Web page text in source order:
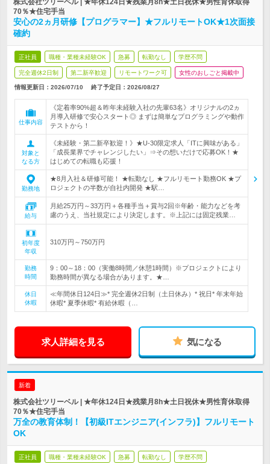
株式会社ツリーベル | ★年休124日★残業月8h★土日祝休★男性育休取得
70％★住宅手当
安心の2ヵ月研修【プログラマー】★フルリモートOK★1次面接
確約
正社員 職種・業種未経験OK 急募 転勤なし 学歴不問
完全週休2日制 第二新卒歓迎 リモートワーク可 女性のおしごと掲載中
情報更新日：2026/07/10 終了予定日： 2026/08/27
仕事内容
《定着率90%超＆昨年未経験入社の先輩63名》オリジナルの2ヵ
月導入研修で安心スタート◎ まずは簡単なプログラミングや動作
テストから！
対象と
なる方
《未経験・第二新卒歓迎！》★U-30限定求人「ITに興味がある」
「成長業界でチャレンジしたい」⇒その想いだけで応募OK！★
はじめての転職も応援！
勤務地
★8月入社＆研修可能！ ★転勤なし ★フルリモート勤務OK ★プ
ロジェクトの半数が自社内開発 ★駅…
給与
月給25万円～33万円＋各種手当＋賞与2回※年齢・能力などを考
慮のうえ、当社規定により決定します。※上記には固定残業…
初年度
年収
310万円～750万円
勤務
時間
9：00～18：00（実働8時間／休憩1時間）※プロジェクトにより
勤務時間が異なる場合があります。★…
休日
休暇
≪年間休日124日≫* 完全週休2日制（土日休み）* 祝日* 年末年始
休暇* 夏季休暇* 有給休暇（…
求人詳細を見る 気になる
新着
株式会社ツリーベル | ★年休124日★残業月8h★土日祝休★男性育休取得
70％★住宅手当
万全の教育体制！【初級ITエンジニア(インフラ)】フルリモート
OK
正社員 職種・業種未経験OK 急募 転勤なし 学歴不問